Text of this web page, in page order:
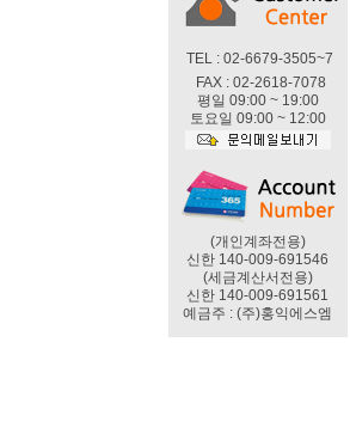
TEL : 02-6679-3505~7
FAX : 02-2618-7078
평일 09:00 ~ 19:00
토요일 09:00 ~ 12:00
(개인계좌전용)
신한 140-009-691546
(세금계산서전용)
신한 140-009-691561
예금주 : (주)홍익에스엠